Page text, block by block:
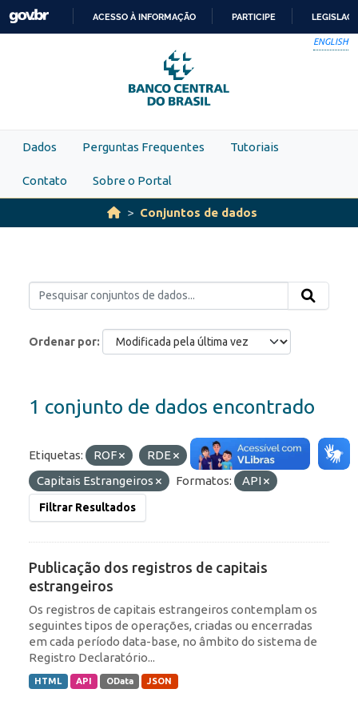
Skip to main content
PARA
O
CONTEÚDO
ACESSO À INFORMAÇÃO PARTICIPE
ENGLISH
Dados Perguntas Frequentes Tutoriais
Contato Sobre o Portal
Conjuntos de dados
Ordenar por
1 conjunto de dados encontrado
Etiquetas: ROF
RDE
Capitais Estrangeiros
Formatos: API
Filtrar Resultados
Publicação dos registros de capitais
estrangeiros
Os registros de capitais estrangeiros contemplam os
seguintes tipos de operações, criadas ou encerradas
em cada período data-base, no âmbito do sistema de
Registro Declaratório...
HTML API OData JSON